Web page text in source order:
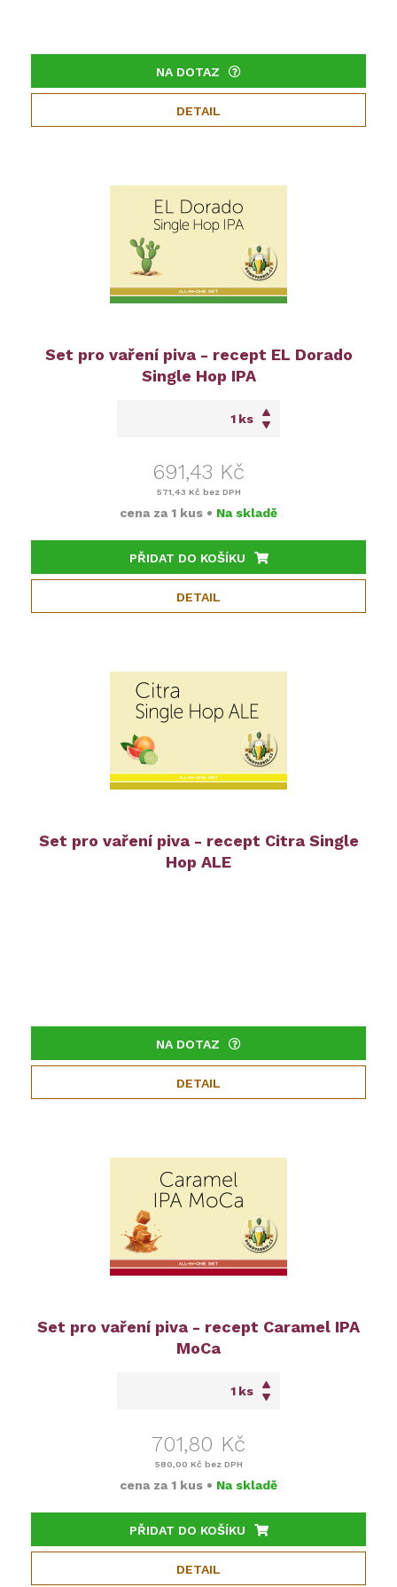
NA DOTAZ
DETAIL
Set pro vaření piva - recept EL Dorado
Single Hop IPA
ks
691,43 Kč
571,43 Kč bez DPH
cena za 1 kus • Na skladě
PŘIDAT DO KOŠÍKU
DETAIL
Set pro vaření piva - recept Citra Single
Hop ALE
NA DOTAZ
DETAIL
Set pro vaření piva - recept Caramel IPA
MoCa
ks
701,80 Kč
580,00 Kč bez DPH
cena za 1 kus • Na skladě
PŘIDAT DO KOŠÍKU
DETAIL